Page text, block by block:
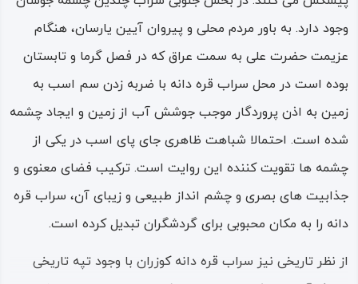
وجود دارد. به باور مردم محلی و پیروان آیین یارسان، هنگام
عزیمت حضرت علی به سمت عراق که در فصل گرما و تابستان
بوده است در محل سراب قره دانه با ضربه زدن سم اسب به
زمین به اذن پروردگار موجب جوشش آب از زمین و ایجاد چشمه
شده است. احتمالا شباهت ظاهری جای پای اسب در یکی از
چشمه ها تقویت کننده این روایت است. ترکیب فضای معنوی و
جذابیت های بصری و چشم انداز طبیعی و زیبای آن، سراب قره
دانه را به مکان محبوبی برای گردشگران تبدیل کرده است.
از نظر تاریخی نیز سراب قره دانه کوزران با وجود تپه تاریخی